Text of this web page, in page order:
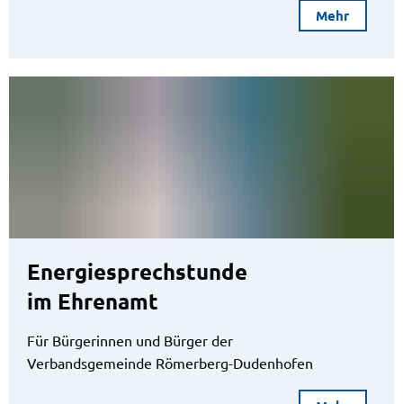
Mehr
Energiesprechstunde
im Ehrenamt
Für Bürgerinnen und Bürger der
Verbandsgemeinde Römerberg-Dudenhofen